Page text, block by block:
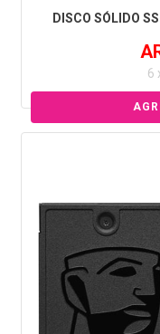
DISCO SÓLIDO
6